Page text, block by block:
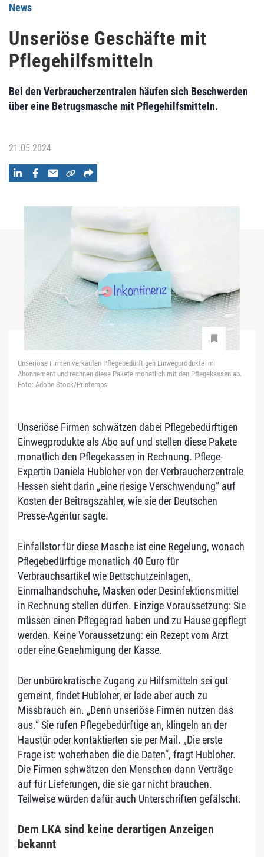
News
Unseriöse Geschäfte mit
Pflegehilfsmitteln
Bei den Verbraucherzentralen häufen sich Beschwerden
über eine Betrugsmasche mit Pflegehilfsmitteln.
21.05.2024
Unseriöse Firmen verkaufen Pflegebedürftigen Einwegprodukte im
Abonnement und rechnen diese Pakete monatlich mit den Pflegekassen ab.
Foto: Adobe Stock/Printemps
Unseriöse Firmen schwätzen dabei Pflegebedürftigen
Einwegprodukte als Abo auf und stellen diese Pakete
monatlich den Pflegekassen in Rechnung. Pflege-
Expertin Daniela Hubloher von der Verbraucherzentrale
Hessen sieht darin „eine riesige Verschwendung“ auf
Kosten der Beitragszahler, wie sie der Deutschen
Presse-Agentur sagte.
Einfallstor für diese Masche ist eine Regelung, wonach
Pflegebedürftige monatlich 40 Euro für
Verbrauchsartikel wie Bettschutzeinlagen,
Einmalhandschuhe, Masken oder Desinfektionsmittel
in Rechnung stellen dürfen. Einzige Voraussetzung: Sie
müssen einen Pflegegrad haben und zu Hause gepflegt
werden. Keine Voraussetzung: ein Rezept vom Arzt
oder eine Genehmigung der Kasse.
Der unbürokratische Zugang zu Hilfsmitteln sei gut
gemeint, findet Hubloher, er lade aber auch zu
Missbrauch ein. „Denn unseriöse Firmen nutzen das
aus.“ Sie rufen Pflegebedürftige an, klingeln an der
Haustür oder kontaktierten sie per Mail. „Die erste
Frage ist: woherhaben die die Daten“, fragt Hubloher.
Die Firmen schwätzen den Menschen dann Verträge
auf für Lieferungen, die sie gar nicht brauchen.
Teilweise würden dafür auch Unterschriften gefälscht.
Dem LKA sind keine derartigen Anzeigen
bekannt